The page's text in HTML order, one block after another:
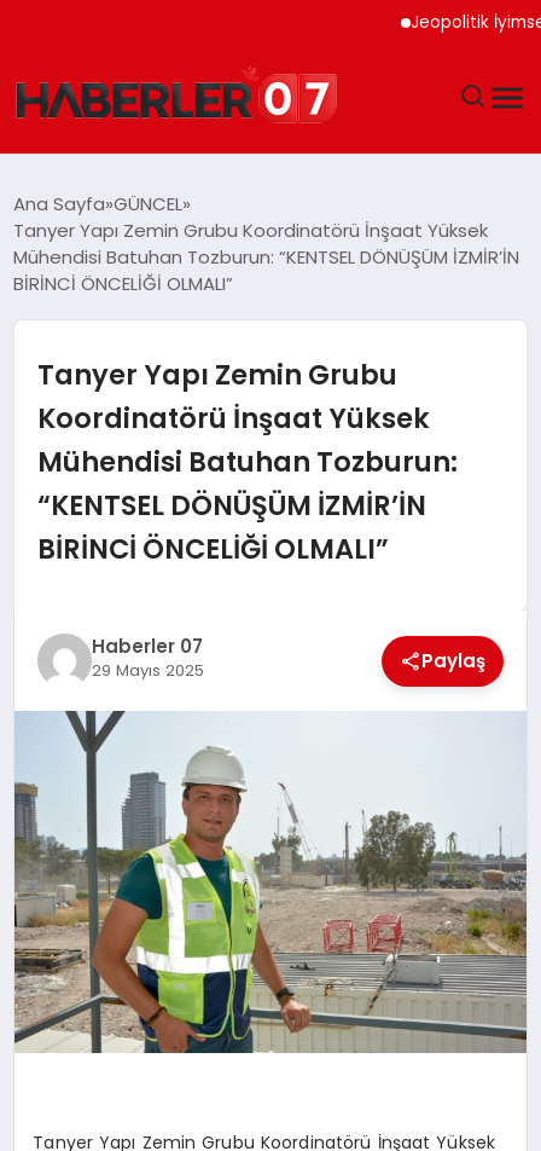
Jeopolitik İyimserlik
EKONOMI
SPOR
TEKNOLOJI
EĞITIM
MAGAZIN
Ana Sayfa GÜNCEL
Tanyer Yapı Zemin Grubu Koordinatörü İnşaat Yüksek
Mühendisi Batuhan Tozburun: “KENTSEL DÖNÜŞÜM İZMİR’İN
BİRİNCİ ÖNCELİĞİ OLMALI”
Tanyer Yapı Zemin Grubu
Koordinatörü İnşaat Yüksek
Mühendisi Batuhan Tozburun:
“KENTSEL DÖNÜŞÜM İZMİR’İN
BİRİNCİ ÖNCELİĞİ OLMALI”
Haberler 07
29 Mayıs 2025 Paylaş
Tanyer Yapı Zemin Grubu Koordinatörü İnşaat Yüksek